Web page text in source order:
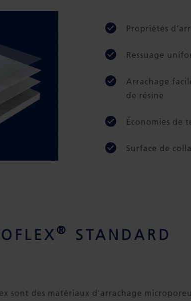
Propriétés
Ressuage
Arrachage
de résine
Économies de
Surface de
® STANDARD
sont des matériaux d’arrachage